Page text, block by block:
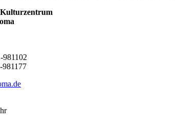
981102
981177